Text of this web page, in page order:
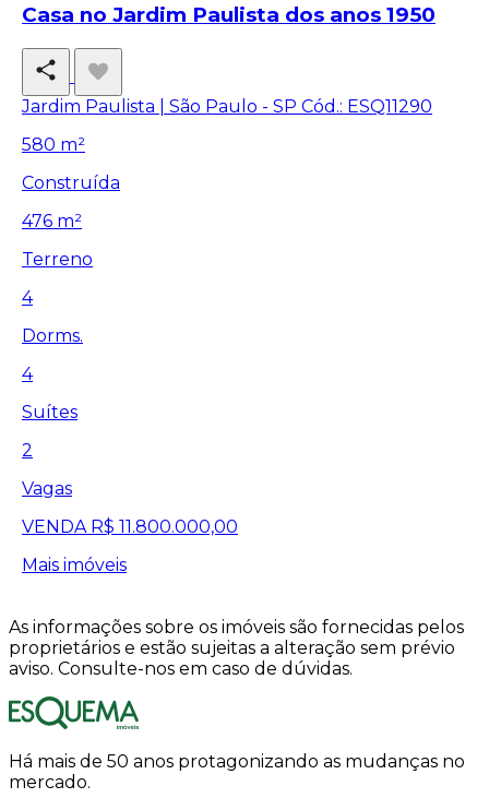
Casa no Jardim Paulista dos anos 1950
Jardim Paulista | São Paulo - SP Cód.: ESQ11290
580 m²
Construída
476 m²
Terreno
4
Dorms.
4
Suítes
2
Vagas
VENDA R$ 11.800.000,00
Mais imóveis
As informações sobre os imóveis são fornecidas pelos
proprietários e estão sujeitas a alteração sem prévio
aviso. Consulte-nos em caso de dúvidas.
Há mais de 50 anos protagonizando as mudanças no
mercado.